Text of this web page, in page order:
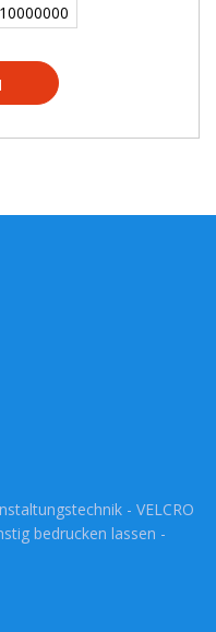
- VELCRO
bedrucken lassen -